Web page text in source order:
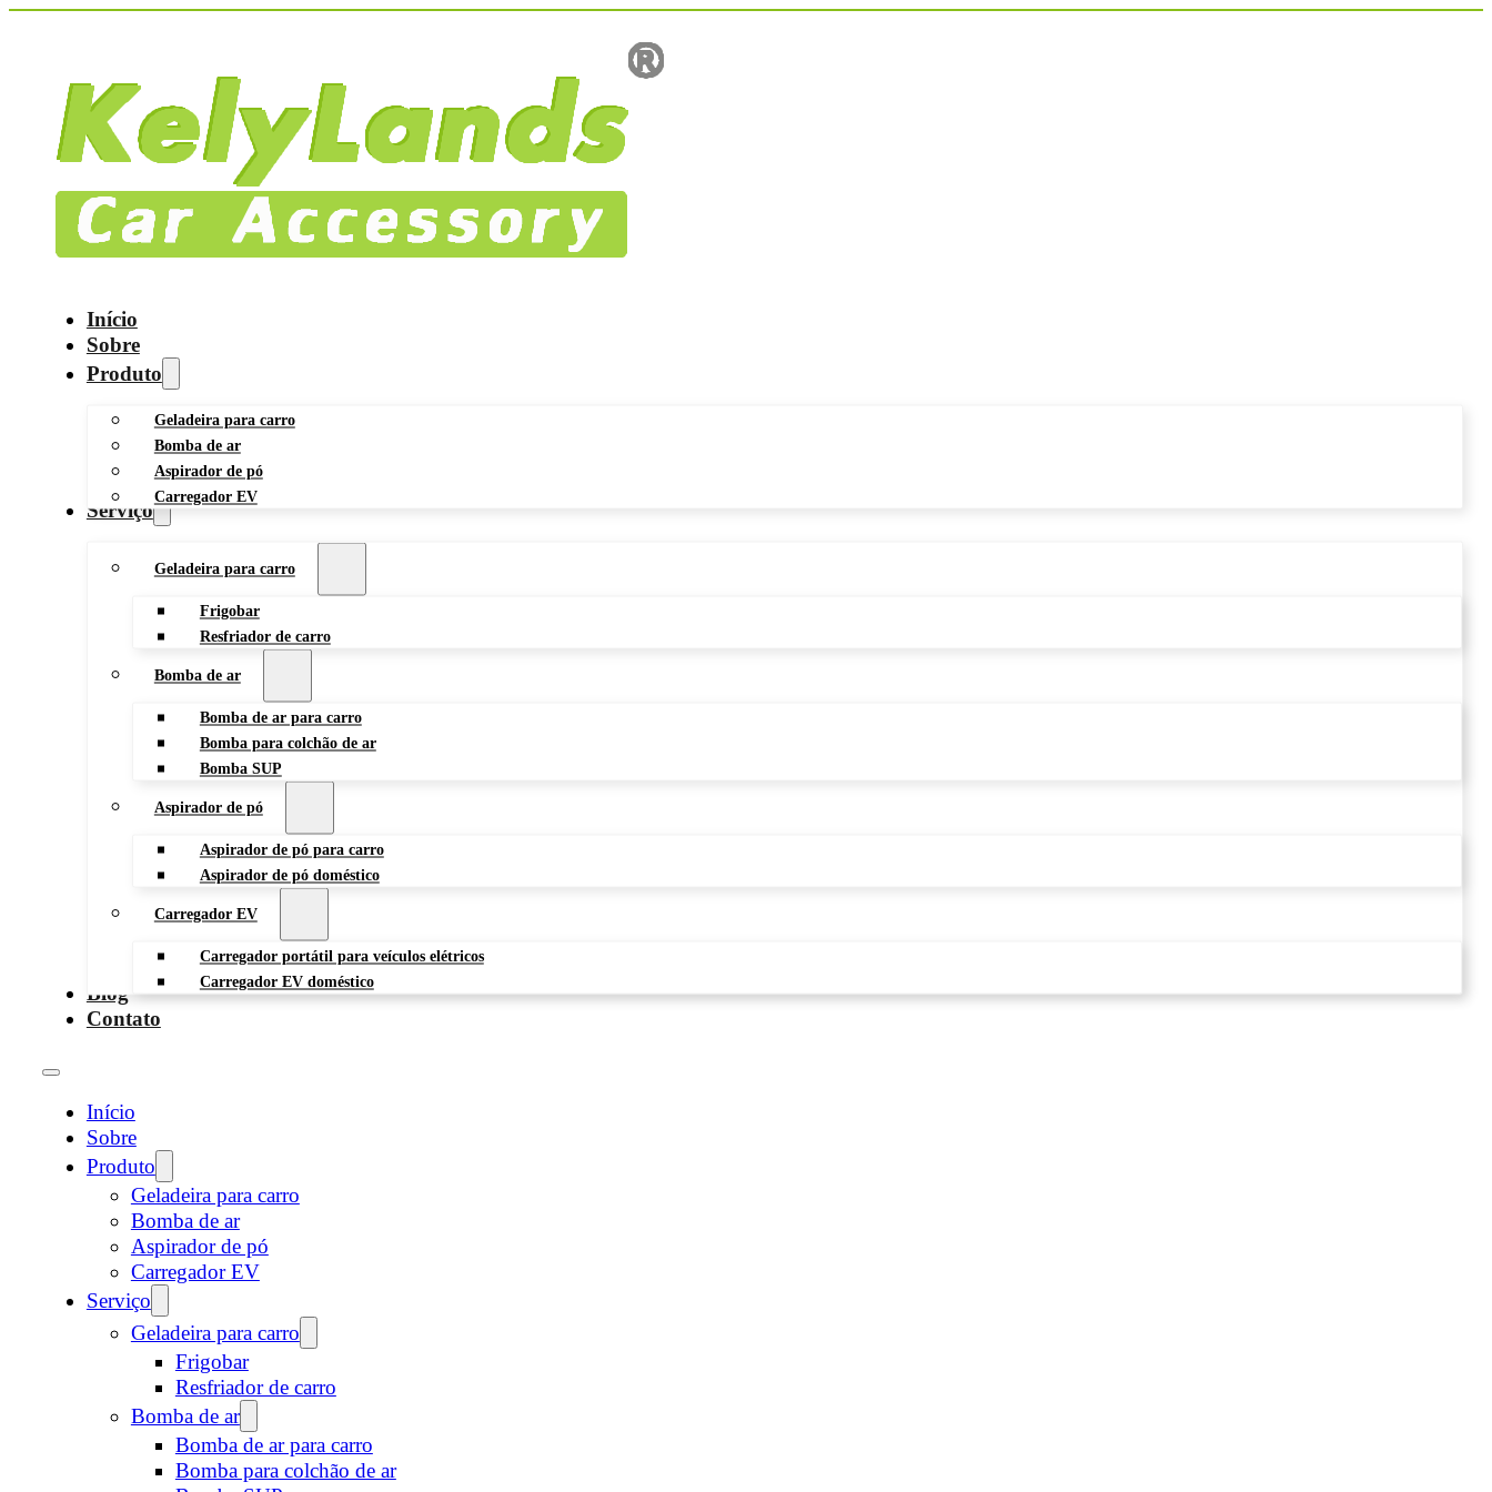
Início
Sobre
Produto
Geladeira para carro
Bomba de ar
Aspirador de pó
Carregador EV
Serviço
Geladeira para carro
Frigobar
Resfriador de carro
Bomba de ar
Bomba de ar para carro
Bomba para colchão de ar
Bomba SUP
Aspirador de pó
Aspirador de pó para carro
Aspirador de pó doméstico
Carregador EV
Carregador portátil para veículos elétricos
Carregador EV doméstico
Blog
Contato
Início
Sobre
Produto
Geladeira para carro
Bomba de ar
Aspirador de pó
Carregador EV
Serviço
Geladeira para carro
Frigobar
Resfriador de carro
Bomba de ar
Bomba de ar para carro
Bomba para colchão de ar